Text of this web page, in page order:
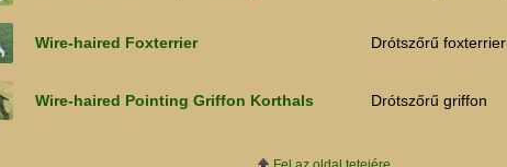
Wire-haired Foxterrier Drótszőrű foxterrier
Wire-haired Pointing Griffon Korthals Drótszőrű griffon